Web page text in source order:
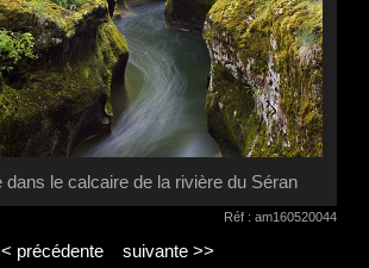
dans le calcaire de la rivière du Séran
Réf : am160520044
précédente suivante >>